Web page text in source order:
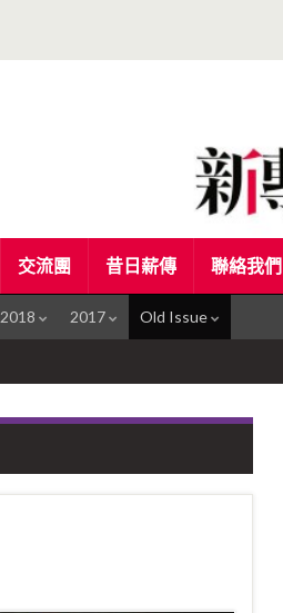
交流團 昔日薪傳 聯絡我們
2018 2017 Old Issue